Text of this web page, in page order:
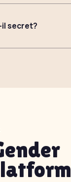
secret?